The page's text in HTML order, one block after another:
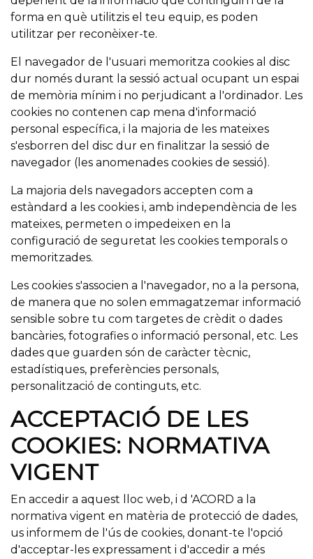
forma en què utilitzis el teu equip, es poden
utilitzar per reconèixer-te.
El navegador de l'usuari memoritza cookies al disc
dur només durant la sessió actual ocupant un espai
de memòria mínim i no perjudicant a l'ordinador. Les
cookies no contenen cap mena d'informació
personal específica, i la majoria de les mateixes
s'esborren del disc dur en finalitzar la sessió de
navegador (les anomenades cookies de sessió).
La majoria dels navegadors accepten com a
estàndard a les cookies i, amb independència de les
mateixes, permeten o impedeixen en la
configuració de seguretat les cookies temporals o
memoritzades.
Les cookies s'associen a l'navegador, no a la persona,
de manera que no solen emmagatzemar informació
sensible sobre tu com targetes de crèdit o dades
bancàries, fotografies o informació personal, etc. Les
dades que guarden són de caràcter tècnic,
estadístiques, preferències personals,
personalització de continguts, etc.
ACCEPTACIÓ DE LES
COOKIES: NORMATIVA
VIGENT
En accedir a aquest lloc web, i d 'ACORD a la
normativa vigent en matèria de protecció de dades,
us informem de l'ús de cookies, donant-te l'opció
d'acceptar-les expressament i d'accedir a més